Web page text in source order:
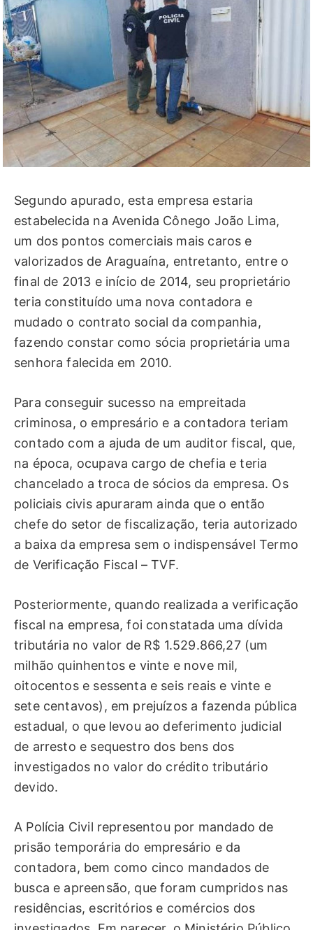
Segundo apurado, esta empresa estaria
estabelecida na Avenida Cônego João Lima,
um dos pontos comerciais mais caros e
valorizados de Araguaína, entretanto, entre o
final de 2013 e início de 2014, seu proprietário
teria constituído uma nova contadora e
mudado o contrato social da companhia,
fazendo constar como sócia proprietária uma
senhora falecida em 2010.
Para conseguir sucesso na empreitada
criminosa, o empresário e a contadora teriam
contado com a ajuda de um auditor fiscal, que,
na época, ocupava cargo de chefia e teria
chancelado a troca de sócios da empresa. Os
policiais civis apuraram ainda que o então
chefe do setor de fiscalização, teria autorizado
a baixa da empresa sem o indispensável Termo
de Verificação Fiscal – TVF.
Posteriormente, quando realizada a verificação
fiscal na empresa, foi constatada uma dívida
tributária no valor de R$ 1.529.866,27 (um
milhão quinhentos e vinte e nove mil,
oitocentos e sessenta e seis reais e vinte e
sete centavos), em prejuízos a fazenda pública
estadual, o que levou ao deferimento judicial
de arresto e sequestro dos bens dos
investigados no valor do crédito tributário
devido.
A Polícia Civil representou por mandado de
prisão temporária do empresário e da
contadora, bem como cinco mandados de
busca e apreensão, que foram cumpridos nas
residências, escritórios e comércios dos